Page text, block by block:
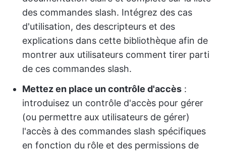
des commandes slash. Intégrez des cas
d'utilisation, des descripteurs et des
explications dans cette bibliothèque afin de
montrer aux utilisateurs comment tirer parti
de ces commandes slash.
Mettez en place un contrôle d'accès :
introduisez un contrôle d'accès pour gérer
(ou permettre aux utilisateurs de gérer)
l'accès à des commandes slash spécifiques
en fonction du rôle et des permissions de